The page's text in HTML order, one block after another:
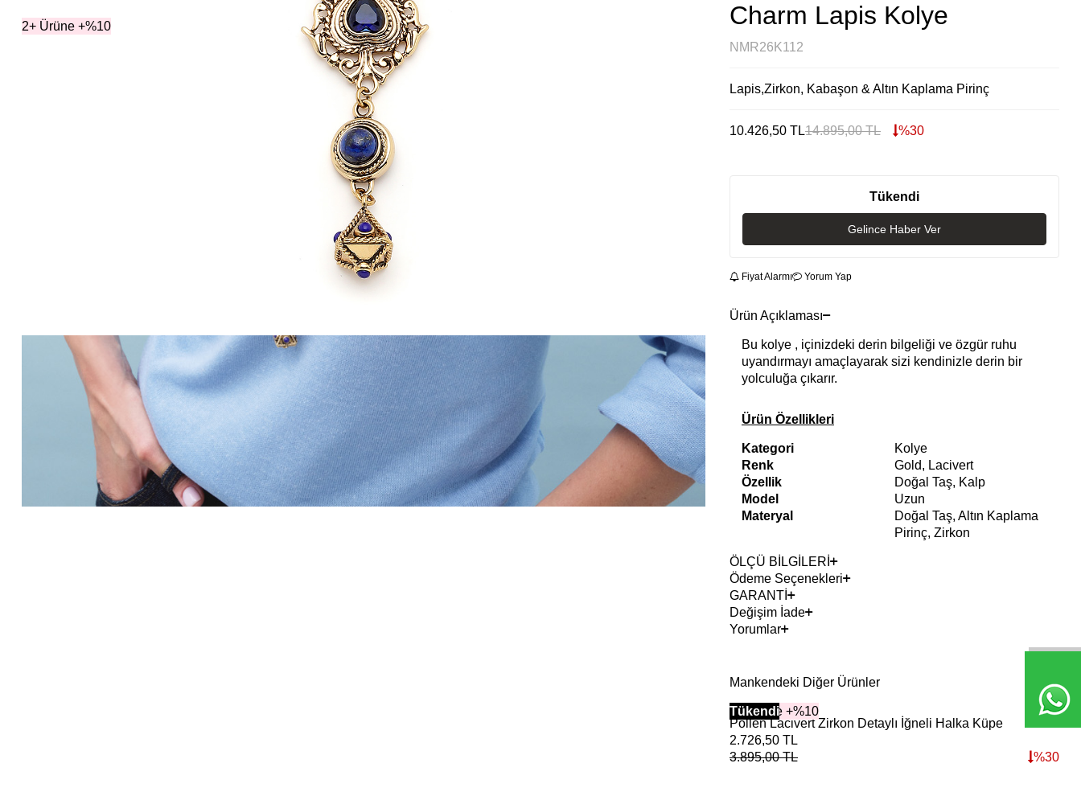
2+ Ürüne +%10
Charm Lapis Kolye
NMR26K112
Lapis,Zirkon, Kabaşon & Altın Kaplama Pirinç
10.426,50 TL14.895,00TL %30
Tükendi
Gelince Haber Ver
Fiyat Alarmı Yorum Yap
Ürün Açıklaması
Bu kolye , içinizdeki derin bilgeliği ve özgür ruhu
uyandırmayı amaçlayarak sizi kendinizle derin bir
yolculuğa çıkarır.
Ürün Özellikleri
Kategori
Kolye
Renk
Gold, Lacivert
Özellik
Doğal Taş, Kalp
Model
Uzun
Materyal
Doğal Taş, Altın Kaplama
Pirinç, Zirkon
ÖLÇÜ BİLGİLERİ
Ödeme Seçenekleri
GARANTİ
Değişim İade
Yorumlar
Mankendeki Diğer Ürünler
2+ Ürüne +%10
Tükendi
Pollen Lacivert Zirkon Detaylı İğneli Halka Küpe
2.726,50 TL
3.895,00TL %30
2+